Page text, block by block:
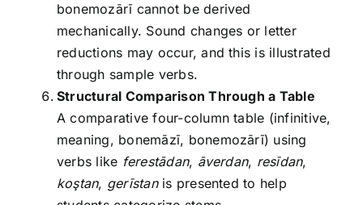
bonemozārī cannot be derived
mechanically. Sound changes or letter
reductions may occur, and this is illustrated
through sample verbs.
Structural Comparison Through a Table
A comparative four-column table (infinitive,
meaning, bonemāzī, bonemozārī) using
verbs like ferestādan, āverdan, resīdan,
koştan, gerīstanis presented to help